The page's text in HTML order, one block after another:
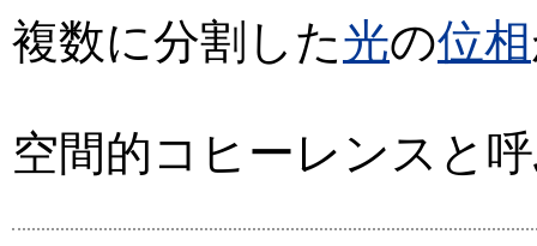
複数に分割した光の位相
空間的コヒーレンスと